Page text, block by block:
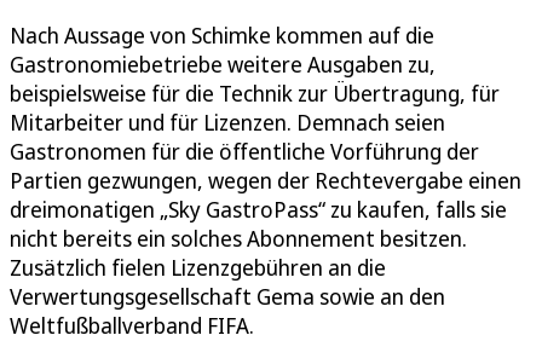
Nach Aussage von Schimke kommen auf die
Gastronomiebetriebe weitere Ausgaben zu,
beispielsweise für die Technik zur Übertragung, für
Mitarbeiter und für Lizenzen. Demnach seien
Gastronomen für die öffentliche Vorführung der
Partien gezwungen, wegen der Rechtevergabe einen
dreimonatigen „Sky GastroPass“ zu kaufen, falls sie
nicht bereits ein solches Abonnement besitzen.
Zusätzlich fielen Lizenzgebühren an die
Verwertungsgesellschaft Gema sowie an den
Weltfußballverband FIFA.